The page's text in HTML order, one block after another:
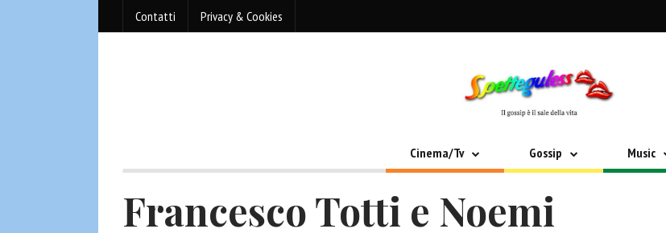
Contatti Privacy & Cookies
Cinema/Tv Gossip Music
Francesco Totti e Noemi